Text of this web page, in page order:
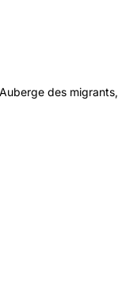
des migrants,